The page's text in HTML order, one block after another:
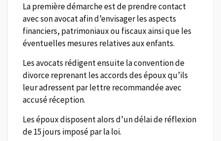
La première démarche est de prendre contact
avec son avocat afin d’envisager les aspects
financiers, patrimoniaux ou fiscaux ainsi que les
éventuelles mesures relatives aux enfants.
Les avocats rédigent ensuite la convention de
divorce reprenant les accords des époux qu’ils
leur adressent par lettre recommandée avec
accusé réception.
Les époux disposent alors d’un délai de réflexion
de 15 jours imposé par la loi.